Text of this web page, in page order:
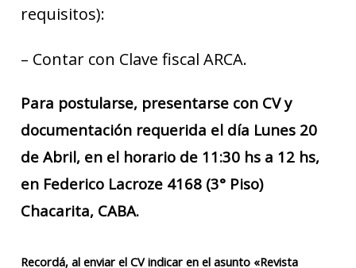
requisitos):
– Contar con Clave fiscal ARCA.
Para postularse, presentarse con CV y
documentación requerida el día Lunes 20
de Abril, en el horario de 11:30 hs a 12 hs,
en Federico Lacroze 4168 (3° Piso)
Chacarita, CABA.
Recordá, al enviar el CV indicar en el asunto «Revista